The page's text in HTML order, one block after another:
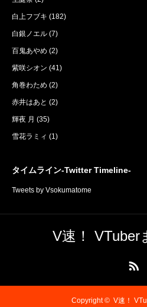
白上フブキ (182)
白銀ノエル (7)
百鬼あやめ (2)
紫咲シオン (41)
角巻わため (2)
赤井はあと (2)
輝夜 月 (35)
雪花ラミィ (1)
タイムライン-Twitter Timeline-
Tweets by Vsokumatome
V速！ VTuber
Copyright © V速！